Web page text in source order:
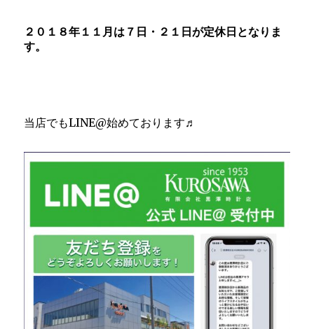
２０１８年１１月は７日・２１日が定休日となりま
す。
当店でもLINE@始めております♬